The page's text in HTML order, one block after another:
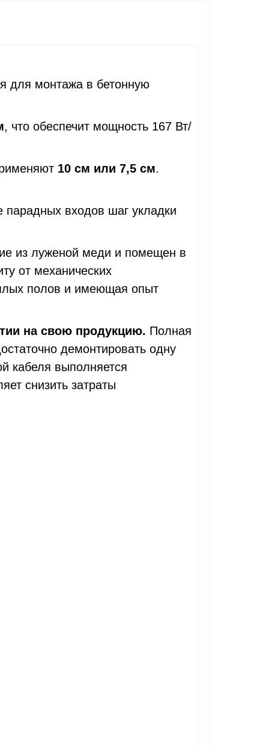
для монтажа в бетонную
, что обеспечит мощность 167 Вт/
10 см или 7,5 см.
входов шаг укладки
из луженой меди и помещен в
от механических
полов и имеющая опыт
на свою продукцию. Полная
демонтировать одну
кабеля выполняется
снизить затраты